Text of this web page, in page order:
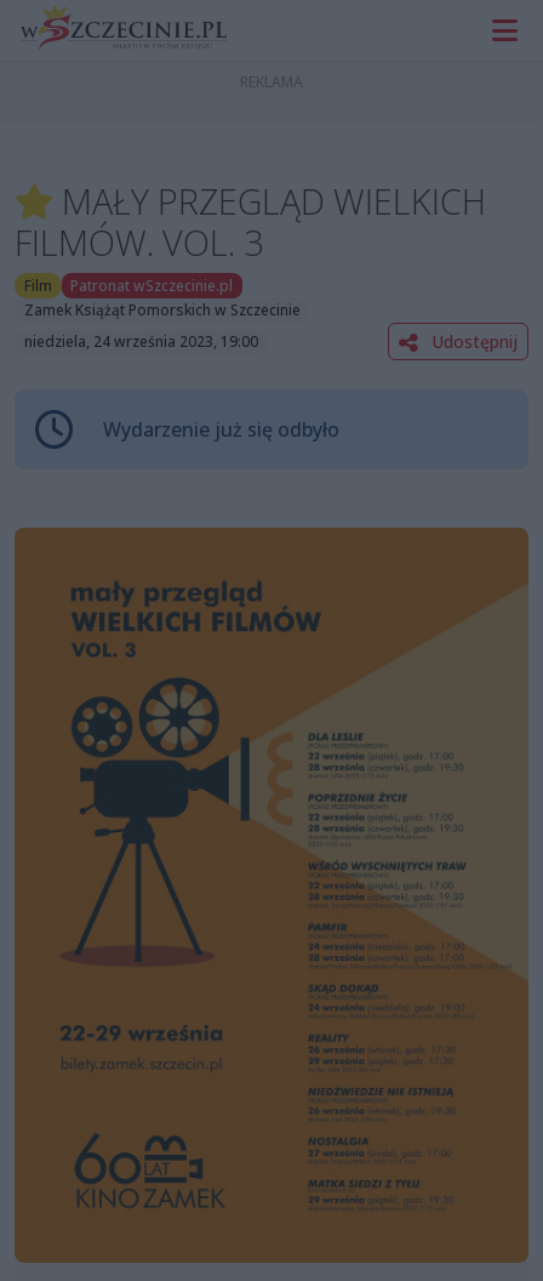
MAŁY PRZEGLĄD WIELKICH
FILMÓW. VOL. 3
Film
Patronat wSzczecinie.pl
Zamek Książąt Pomorskich w Szczecinie
niedziela, 24 września 2023, 19:00
Udostępnij
Wydarzenie już się odbyło